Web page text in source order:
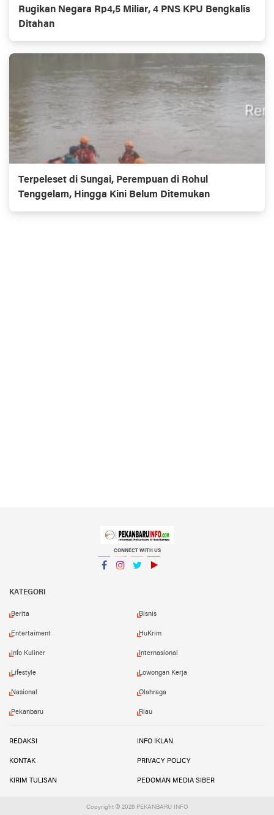
Rugikan Negara Rp4,5 Miliar, 4 PNS KPU Bengkalis
Ditahan
Terpeleset di Sungai, Perempuan di Rohul
Tenggelam, Hingga Kini Belum Ditemukan
CONNECT WITH US
KATEGORI
Berita Bisnis
Entertaiment HuKrim
Info Kuliner Internasional
Lifestyle Lowongan Kerja
Nasional Olahraga
Pekanbaru Riau
REDAKSI INFO IKLAN
KONTAK PRIVACY POLICY
KIRIM TULISAN PEDOMAN MEDIA SIBER
Copyright © 2026 PEKANBARU INFO